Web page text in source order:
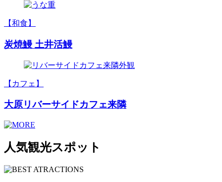
【和食】
炭焼鰻 土井活鰻
【カフェ】
大原リバーサイドカフェ来隣
人気観光スポット